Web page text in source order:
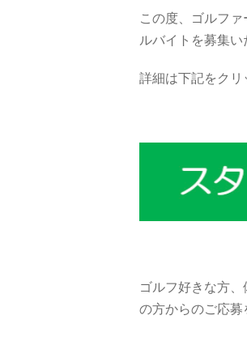
この度、ゴルフ
ルバイトを募集い
詳細は下記をクリ
ゴルフ好きな方
の方からのご応募